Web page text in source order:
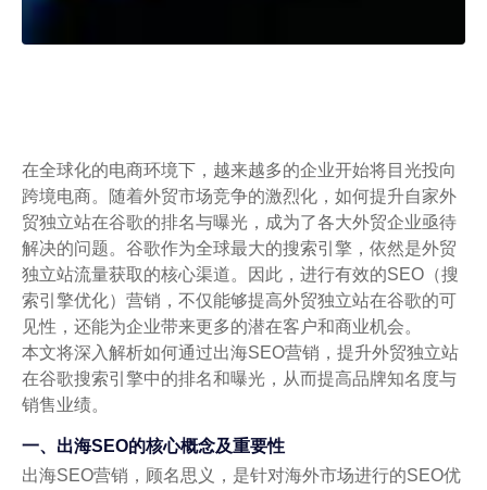
在全球化的电商环境下，越来越多的企业开始将目光投向
跨境电商。随着外贸市场竞争的激烈化，如何提升自家外
贸独立站在谷歌的排名与曝光，成为了各大外贸企业亟待
解决的问题。谷歌作为全球最大的搜索引擎，依然是外贸
独立站流量获取的核心渠道。因此，进行有效的SEO（搜
索引擎优化）营销，不仅能够提高外贸独立站在谷歌的可
见性，还能为企业带来更多的潜在客户和商业机会。
本文将深入解析如何通过出海SEO营销，提升外贸独立站
在谷歌搜索引擎中的排名和曝光，从而提高品牌知名度与
销售业绩。
一、出海SEO的核心概念及重要性
出海SEO营销，顾名思义，是针对海外市场进行的SEO优